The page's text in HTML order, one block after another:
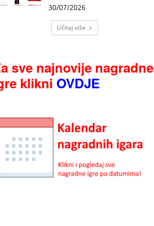
30/07/2026
Učitaj više
sve najnovije nagradne
klikni OVDJE